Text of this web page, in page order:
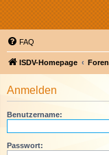
FAQ
ISDV-Homepage Foren
Anmelden
Benutzername:
Passwort: